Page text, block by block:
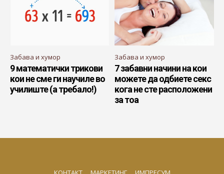
Забава и хумор
9 математички трикови
кои не сме ги научиле во
училиште (а требало!)
Забава и хумор
7 забавни начини на кои
можете да одбиете секс
кога не сте расположени
за тоа